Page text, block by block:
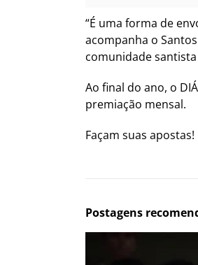
“É uma forma de
acompanha o
comunidade
Ao final do ano, o
premiação mensal.
Façam suas apostas!
Postagens